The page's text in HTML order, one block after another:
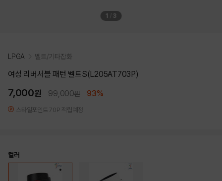
1 3
LPGA 벨트/기타잡화
여성 리버서블 패턴 벨트S(L205AT703P)
7,000원 99,000원 93%
스타일포인트 70P 적립예정
컬러